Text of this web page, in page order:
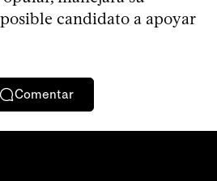
candidato a apoyar
Comentar